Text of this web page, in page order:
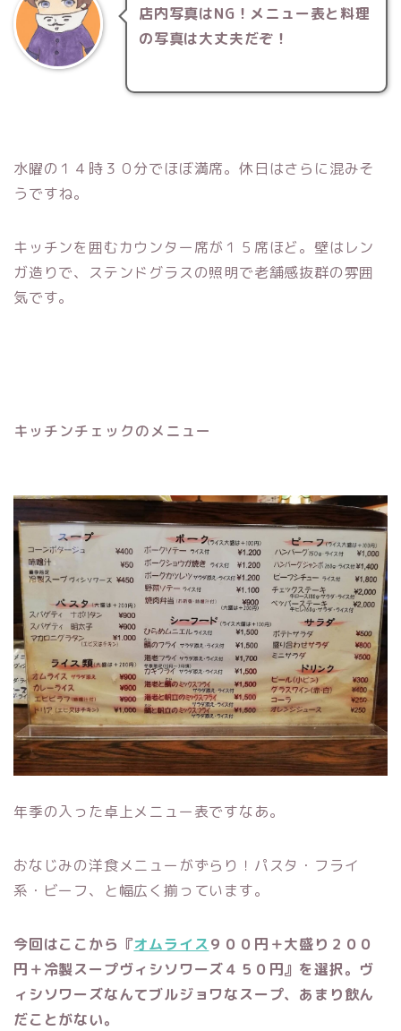
店内写真はNG！メニュー表と料理
の写真は大丈夫だぞ！
水曜の１４時３０分でほぼ満席。休日はさらに混みそ
うですね。
キッチンを囲むカウンター席が１５席ほど。壁はレン
ガ造りで、ステンドグラスの照明で老舗感抜群の雰囲
気です。
キッチンチェックのメニュー
年季の入った卓上メニュー表ですなあ。
おなじみの洋食メニューがずらり！パスタ・フライ
系・ビーフ、と幅広く揃っています。
今回はここから『オムライス ９００円＋大盛り２００
円＋冷製スープヴィシソワーズ４５０円』を選択。ヴ
ィシソワーズなんてブルジョワなスープ、あまり飲ん
だことがない。